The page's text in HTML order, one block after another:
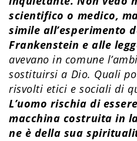
scientifico o medico,
simile all’esperimento
Frankenstein e alle
avevano in comune
sostituirsi a Dio. Quali
risvolti etici e sociali di
L’uomo rischia di
macchina costruita in
ne è della sua